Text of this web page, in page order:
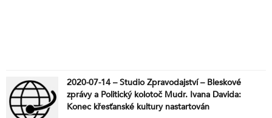
2020-07-14 – Studio Zpravodajství – Bleskové
zprávy a Politický kolotoč Mudr. Ivana Davida:
Konec křesťanské kultury nastartován